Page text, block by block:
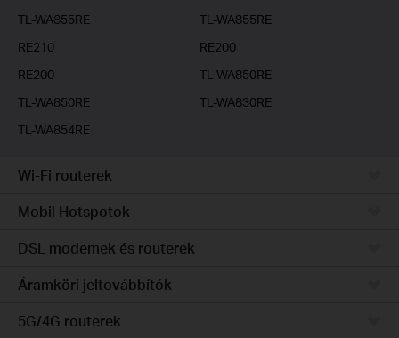
TL-WA855RE
TL-WA855RE
RE210
RE200
RE200
TL-WA850RE
TL-WA850RE
TL-WA830RE
TL-WA854RE
Wi-Fi routerek
Mobil Hotspotok
DSL modemek és routerek
Áramköri jeltovábbítók
5G/4G routerek